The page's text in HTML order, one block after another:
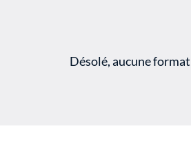
Désolé, aucune